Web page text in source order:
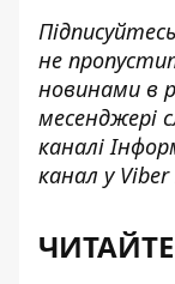
не
новинами в
месенджері
каналі
канал у